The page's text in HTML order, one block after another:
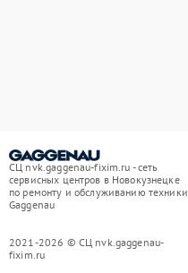
СЦ nvk.gaggenau-fixim.ru - сеть
сервисных центров в Новокузнецке
по ремонту и обслуживанию техники
Gaggenau
2021-2026 © СЦ nvk.gaggenau-
fixim.ru